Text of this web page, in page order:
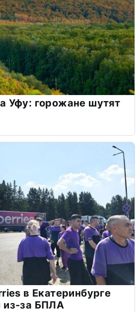
Уфу: горожане шутят
в Екатеринбурге
из-за БПЛА